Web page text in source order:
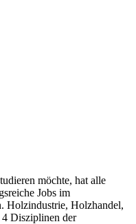
möchte, hat alle
Jobs im
Holzindustrie, Holzhandel,
Disziplinen der